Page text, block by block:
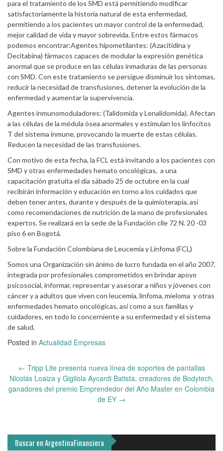
para el tratamiento de los SMD está permitiendo modificar
satisfactoriamente la historia natural de esta enfermedad,
permitiendo a los pacientes un mayor control de la enfermedad,
mejor calidad de vida y mayor sobrevida. Entre estos fármacos
podemos encontrar:Agentes hipometilantes: (Azacitidina y
Decitabina) fármacos capaces de modular la expresión genética
anormal que se produce en las células inmaduras de las personas
con SMD. Con este tratamiento se persigue disminuir los síntomas,
reducir la necesidad de transfusiones, detener la evolución de la
enfermedad y aumentar la supervivencia.
Agentes inmunomoduladores: (Talidomida y Lenalidomida). Afectan
a las células de la médula ósea anormales y estimulan los linfocitos
T del sistema inmune, provocando la muerte de estas células.
Reducen la necesidad de las transfusiones.
Con motivo de esta fecha, la FCL está invitando a los pacientes con
SMD y otras enfermedades hemato oncológicas, a una
capacitación gratuita el día sábado 25 de octubre en la cual
recibirán información y educación en torno a los cuidados que
deben tener antes, durante y después de la quimioterapia, así
como recomendaciones de nutrición de la mano de profesionales
expertos. Se realizará en la sede de la Fundación clle 72 N. 20 -03
piso 6 en Bogotá.
Sobre la Fundación Colombiana de Leucemia y Linfoma (FCL)
Somos una Organización sin ánimo de lucro fundada en el año 2007,
integrada por profesionales comprometidos en brindar apoyo
psicosocial, informar, representar y asesorar a niños y jóvenes con
cáncer y a adultos que viven con leucemia, linfoma, mieloma y otras
enfermedades hemato oncológicas, así como a sus familias y
cuidadores, en todo lo concerniente a su enfermedad y el sistema
de salud.
Posted in Actualidad Empresas
Post
navigation
← Tripp Lite presenta nueva línea de soportes de pantallas
Nicolás Loaiza y Gigliola Aycardi Batista, creadores de Bodytech,
ganadores del premio Emprendedor del Año Master en Colombia
de EY →
Buscar en ArgentinaFinanciera